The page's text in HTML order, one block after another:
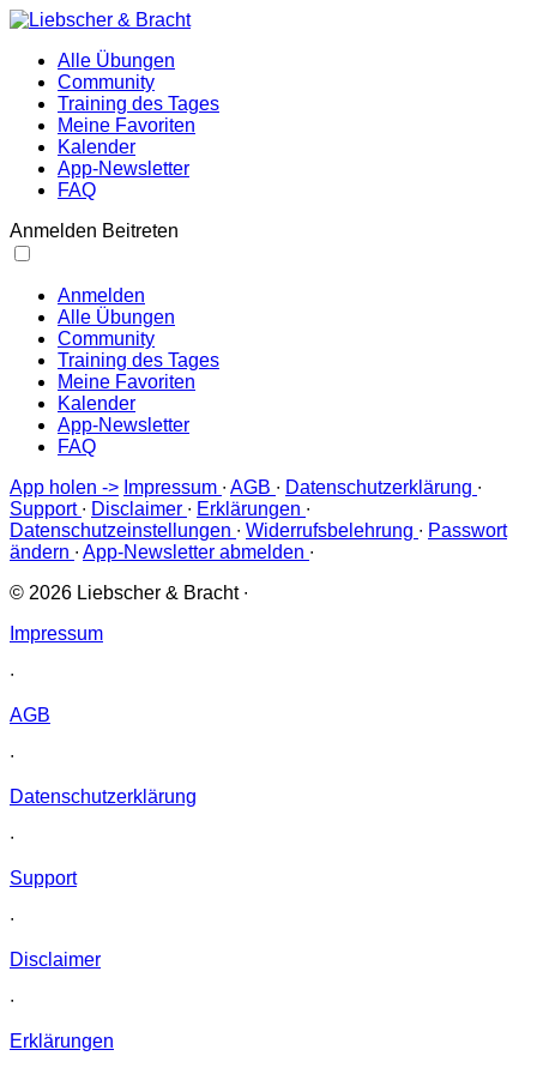
Alle Übungen
Community
Training des Tages
Meine Favoriten
Kalender
App-Newsletter
FAQ
Anmelden Beitreten
Anmelden
Alle Übungen
Community
Training des Tages
Meine Favoriten
Kalender
App-Newsletter
FAQ
App holen -> Impressum ∙ AGB ∙ Datenschutzerklärung ∙
Support ∙ Disclaimer ∙ Erklärungen ∙
Datenschutzeinstellungen ∙ Widerrufsbelehrung ∙ Passwort
ändern ∙ App-Newsletter abmelden ∙
© 2026 Liebscher & Bracht ∙
Impressum
∙
AGB
∙
Datenschutzerklärung
∙
Support
∙
Disclaimer
∙
Erklärungen